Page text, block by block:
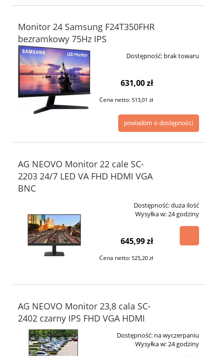
Monitor 24 Samsung F24T350FHR
bezramkowy 75Hz IPS
Dostępność: brak towaru
631,00 zł
Cena netto:513,01 zł
powiadom o dostępności
AG NEOVO Monitor 22 cale SC-
2203 24/7 LED VA FHD HDMI VGA
BNC
Dostępność:duża ilość
Wysyłka w:24 godziny
645,99 zł
Cena netto:525,20 zł
AG NEOVO Monitor 23,8 cala SC-
2402 czarny IPS FHD VGA HDMI
Dostępność: na wyczerpaniu
Wysyłka w:24 godziny